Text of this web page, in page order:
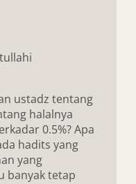
ustadz tentang
halalnya
0.5%? Apa
hadits yang
yang
banyak tetap